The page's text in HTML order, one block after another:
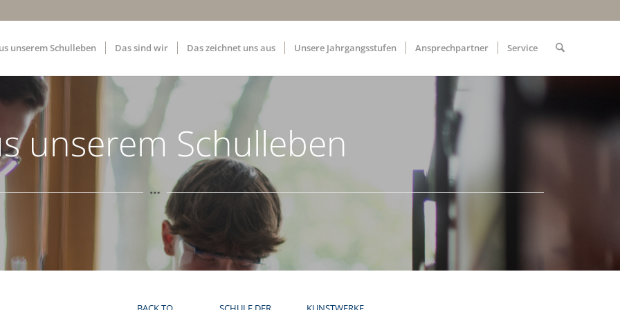
unserem Schulleben Das sind wir Das zeichnet uns aus Unsere Jahrgangsstufen Ansprechpartner Service
unserem Schulleben